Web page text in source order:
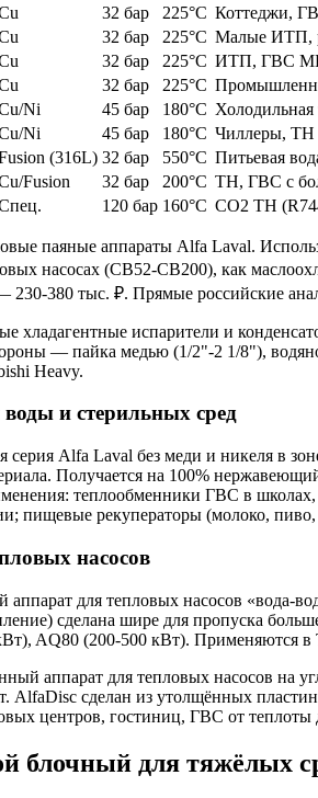
32 бар 225°C Коттеджи,
32 бар 225°C Малые ИТП,
32 бар 225°C ИТП, ГВС
32 бар 225°C
Ni 45 бар 180°C
Ni 45 бар 180°C Чиллеры, ТН
(316L) 32 бар 550°C Питьевая
Fusion 32 бар 200°C ТН, ГВС с
120 бар 160°C CO2 ТН
паяные аппараты Alfa Laval.
насосах (CB52-CB200), как
230-380 тыс. ₽. Прямые российские
хладагентные испарители и
— пайка медью (1/2"-2 1/8"),
Heavy.
и стерильных сред
Alfa Laval без меди и никеля в
Получается на 100%
теплообменники ГВС в
пищевые рекуператоры (молоко,
насосов
для тепловых насосов «вода-
сделана шире для пропуска
AQ80 (200-500 кВт). Применяются в
аппарат для тепловых насосов на
AlfaDisc сделан из утолщённых
центров, гостиниц, ГВС от теплоты
блочный для тяжёлых